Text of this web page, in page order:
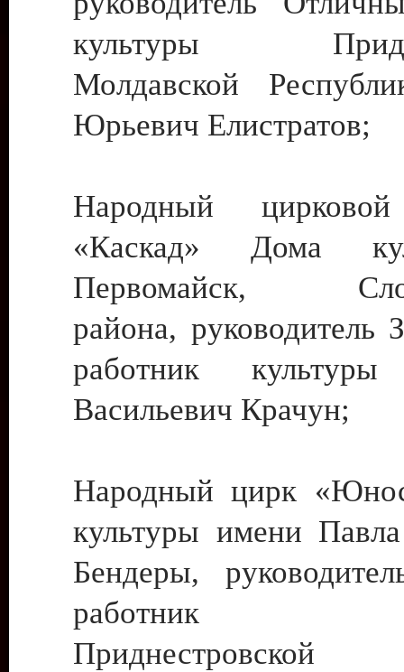
культуры
Молдавской
Юрьевич Елистратов;
Народный цирковой
«Каскад» Дома
Первомайск,
района, руководитель
работник культуры
Васильевич Крачун;
Народный цирк
культуры имени
Бендеры,
работник
Приднестровской